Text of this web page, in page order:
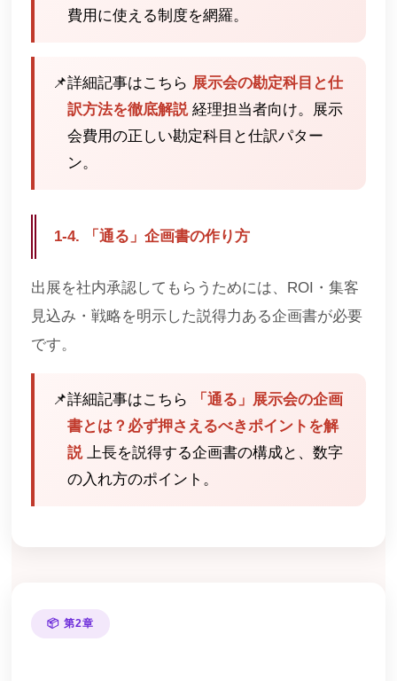
費用に使える制度を網羅。
📌詳細記事はこちら 展示会の勘定科目と仕
訳方法を徹底解説 経理担当者向け。展示
会費用の正しい勘定科目と仕訳パター
ン。
1-4. 「通る」企画書の作り方
出展を社内承認してもらうためには、ROI・集客
見込み・戦略を明示した説得力ある企画書が必要
です。
📌詳細記事はこちら
「通る」展示会の企画
書とは？必ず押さえるべきポイントを解
説 上長を説得する企画書の構成と、数字
の入れ方のポイント。
📦 第2章